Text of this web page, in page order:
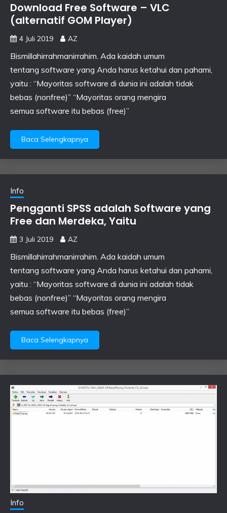
Download Free Software – VLC
(alternatif GOM Player)
4 Juli 2019 AZ
Bismillahirrahmanirrahim. Ada kaidah umum
tentang software yang Anda harus ketahui dan pahami,
yaitu : “Mayoritas software di dunia ini adalah tidak
bebas (nonfree)” “Mayoritas orang mengira
semua software itu bebas (free)”
Baca Selengkapnya
Info
Pengganti SPSS adalah Software yang
Free dan Merdeka, Yaitu
3 Juli 2019 AZ
Bismillahirrahmanirrahim. Ada kaidah umum
tentang software yang Anda harus ketahui dan pahami,
yaitu : “Mayoritas software di dunia ini adalah tidak
bebas (nonfree)” “Mayoritas orang mengira
semua software itu bebas (free)”
Baca Selengkapnya
Info